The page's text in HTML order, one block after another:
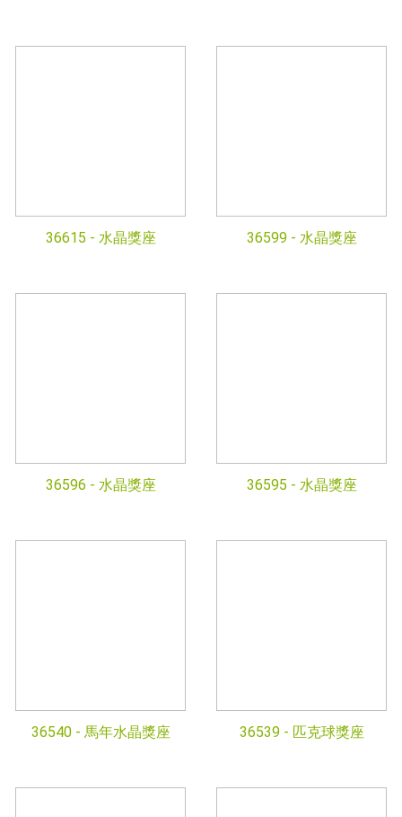
36615 - 水晶獎座 36599 - 水晶獎座
36596 - 水晶獎座 36595 - 水晶獎座
36540 - 馬年水晶獎座 36539 - 匹克球獎座